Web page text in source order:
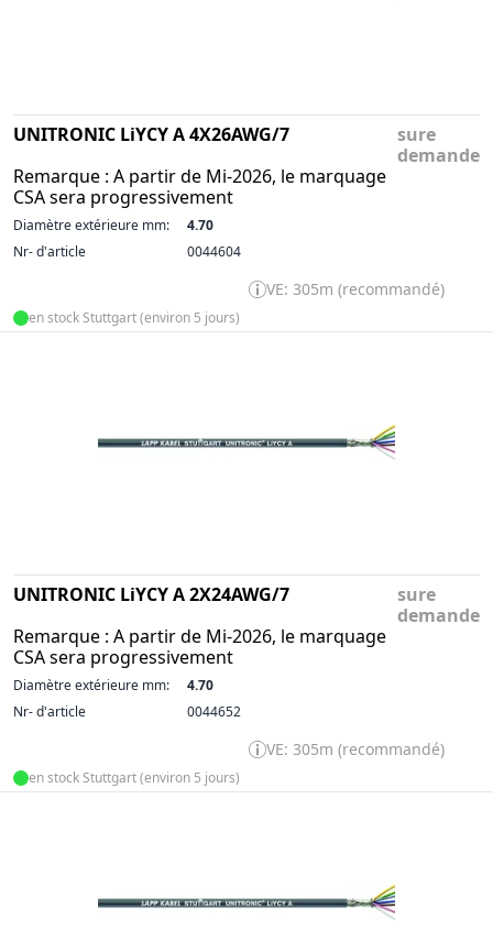
UNITRONIC LiYCY A 4X26AWG/7
Remarque : A partir de Mi-2026, le marquage
CSA sera progressivement
sure
demande
Diamètre extérieure mm:
4.70
Nr- d'article
0044604
VE: 305m (recommandé)
en stock Stuttgart (environ 5 jours)
UNITRONIC LiYCY A 2X24AWG/7
Remarque : A partir de Mi-2026, le marquage
CSA sera progressivement
sure
demande
Diamètre extérieure mm:
4.70
Nr- d'article
0044652
VE: 305m (recommandé)
en stock Stuttgart (environ 5 jours)